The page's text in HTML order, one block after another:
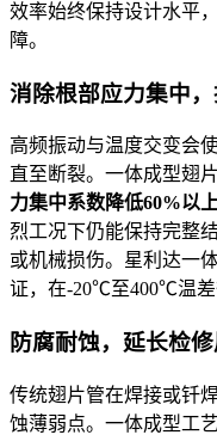
效率始终保持设计水平
障。
消除根部应力集中
高频振动与温度交变会
直至断裂。一体成型翅
力集中系数降低60%以上
烈工况下仍能保持完整
或机械损伤。星利达一
证，在-20℃至400℃温差
防腐耐蚀，延长检修
传统翅片管在焊接或钎
蚀薄弱点。一体成型工